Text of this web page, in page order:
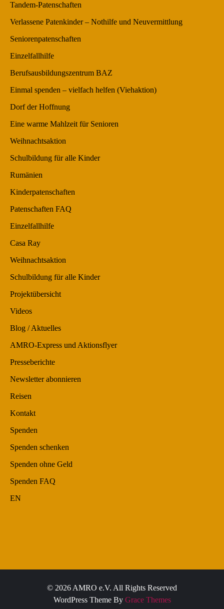
Tandem-Patenschaften
Verlassene Patenkinder – Nothilfe und Neuvermittlung
Seniorenpatenschaften
Einzelfallhilfe
Berufsausbildungszentrum BAZ
Einmal spenden – vielfach helfen (Viehaktion)
Dorf der Hoffnung
Eine warme Mahlzeit für Senioren
Weihnachtsaktion
Schulbildung für alle Kinder
Rumänien
Kinderpatenschaften
Patenschaften FAQ
Einzelfallhilfe
Casa Ray
Weihnachtsaktion
Schulbildung für alle Kinder
Projektübersicht
Videos
Blog / Aktuelles
AMRO-Express und Aktionsflyer
Presseberichte
Newsletter abonnieren
Reisen
Kontakt
Spenden
Spenden schenken
Spenden ohne Geld
Spenden FAQ
EN
© 2026 AMRO e.V. All Rights Reserved
WordPress Theme By Grace Themes